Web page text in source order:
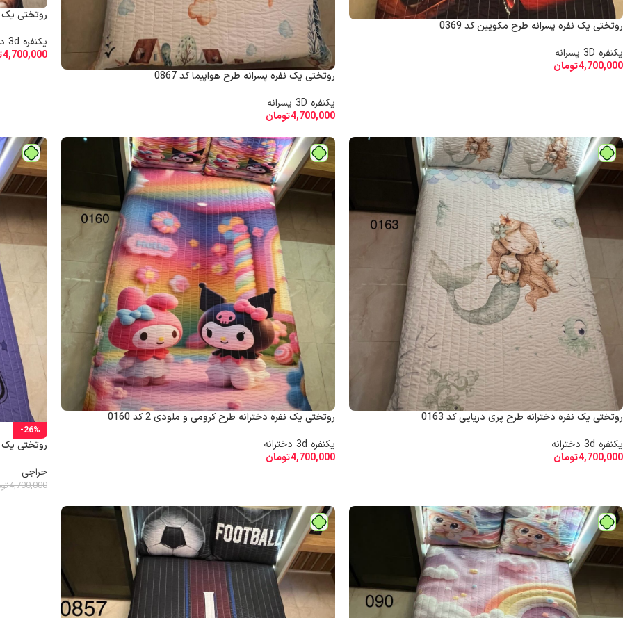
روتختی یک نفره پسرانه طرح مکویین کد 0369
یکنفره 3D پسرانه
4,700,000تومان
روتختی یک نفره پسرانه طرح هواپیما کد 0867
یکنفره 3D پسرانه
4,700,000تومان
روتختی یک
یکنفره 3d دخترانه
4,700,000
روتختی یک نفره دخترانه طرح پری دریایی کد 0163
یکنفره 3d دخترانه
4,700,000تومان
روتختی یک نفره دخترانه طرح کرومی و ملودی 2 کد 0160
یکنفره 3d دخترانه
4,700,000تومان
-26%
روتختی یک
حراجی
4,700,000